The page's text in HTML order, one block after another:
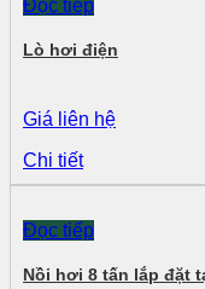
Đọc tiếp
Lò hơi điện
Giá liên hệ
Chi tiết
Đọc tiếp
Nồi hơi 8 tấn lắp đặt